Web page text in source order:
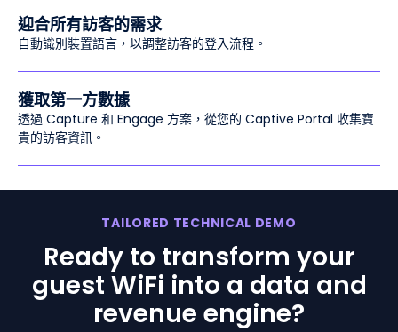
迎合所有訪客的需求
自動識別裝置語言，以調整訪客的登入流程。
獲取第一方數據
透過 Capture 和 Engage 方案，從您的 Captive Portal 收集寶
貴的訪客資訊。
TAILORED TECHNICAL DEMO
Ready to transform your
guest WiFi into a data and
revenue engine?